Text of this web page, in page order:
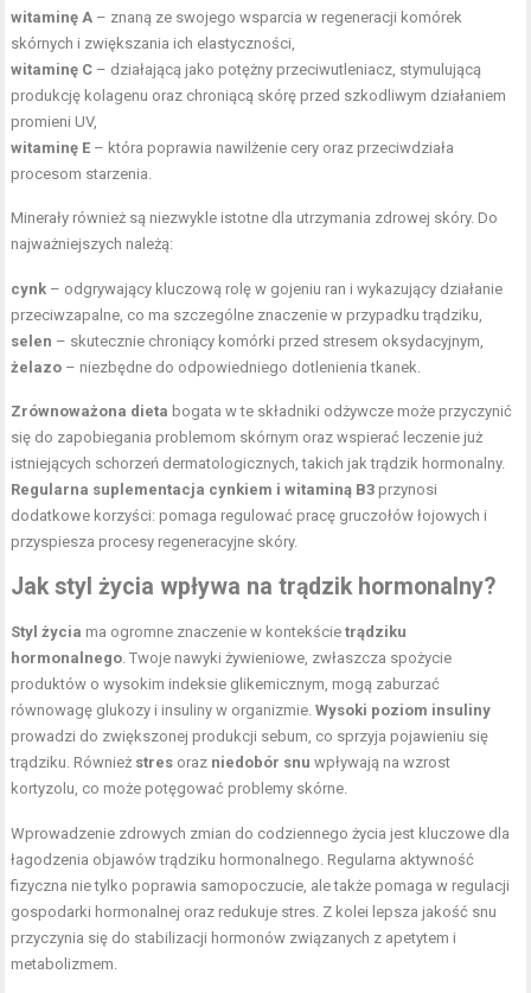
witaminę A – znaną ze swojego wsparcia w regeneracji komórek
skórnych i zwiększania ich elastyczności,
witaminę C – działającą jako potężny przeciwutleniacz, stymulującą
produkcję kolagenu oraz chroniącą skórę przed szkodliwym działaniem
promieni UV,
witaminę E – która poprawia nawilżenie cery oraz przeciwdziała
procesom starzenia.
Minerały również są niezwykle istotne dla utrzymania zdrowej skóry. Do
najważniejszych należą:
cynk – odgrywający kluczową rolę w gojeniu ran i wykazujący działanie
przeciwzapalne, co ma szczególne znaczenie w przypadku trądziku,
selen – skutecznie chroniący komórki przed stresem oksydacyjnym,
żelazo – niezbędne do odpowiedniego dotlenienia tkanek.
Zrównoważona dieta bogata w te składniki odżywcze może przyczynić
się do zapobiegania problemom skórnym oraz wspierać leczenie już
istniejących schorzeń dermatologicznych, takich jak trądzik hormonalny.
Regularna suplementacja cynkiem i witaminą B3 przynosi
dodatkowe korzyści: pomaga regulować pracę gruczołów łojowych i
przyspiesza procesy regeneracyjne skóry.
Jak styl życia wpływa na trądzik hormonalny?
Styl życia ma ogromne znaczenie w kontekścietrądziku
hormonalnego . Twoje nawyki żywieniowe, zwłaszcza spożycie
produktów o wysokim indeksie glikemicznym, mogą zaburzać
równowagę glukozy i insuliny w organizmie.Wysoki poziom insuliny
prowadzi do zwiększonej produkcji sebum, co sprzyja pojawieniu się
trądziku. Również stres oraz niedobór snu wpływają na wzrost
kortyzolu, co może potęgować problemy skórne.
Wprowadzenie zdrowych zmian do codziennego życia jest kluczowe dla
łagodzenia objawów trądziku hormonalnego. Regularna aktywność
fizyczna nie tylko poprawia samopoczucie, ale także pomaga w regulacji
gospodarki hormonalnej oraz redukuje stres. Z kolei lepsza jakość snu
przyczynia się do stabilizacji hormonów związanych z apetytem i
metabolizmem.